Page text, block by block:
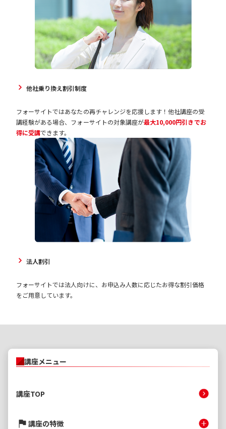
他社乗り換え割引制度
フォーサイトではあなたの再チャレンジを応援します！他社講座の受
講経験がある場合、フォーサイトの対象講座が最大10,000円引きでお
得に受講できます。
法人割引
フォーサイトでは法人向けに、お申込み人数に応じたお得な割引価格
をご用意しています。
講座メニュー
講座TOP
講座の特徴